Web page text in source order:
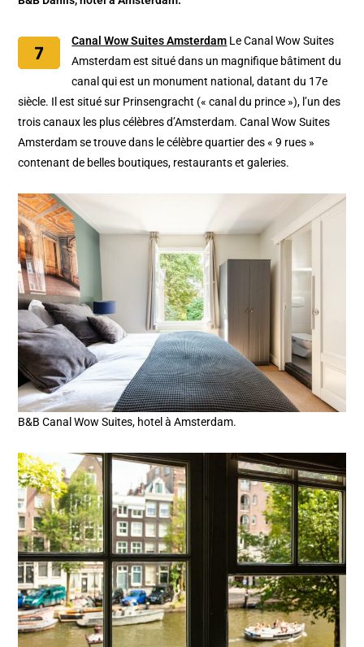
Canal Wow Suites Amsterdam Le Canal Wow Suites
Amsterdam est situé dans un magnifique bâtiment du
canal qui est un monument national, datant du 17e
siècle. Il est situé sur Prinsengracht (« canal du prince »), l’un des
trois canaux les plus célèbres d’Amsterdam. Canal Wow Suites
Amsterdam se trouve dans le célèbre quartier des « 9 rues »
contenant de belles boutiques, restaurants et galeries.
B&B Canal Wow Suites, hotel à Amsterdam.